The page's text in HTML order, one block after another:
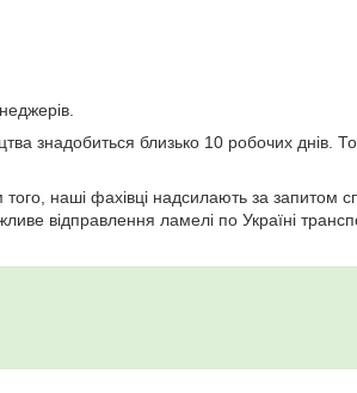
знадобиться близько 10 робочих днів.
наші фахівці надсилають за запитом
відправлення ламелі по Україні